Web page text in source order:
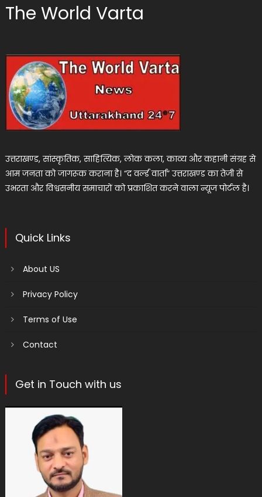
The World Varta
उत्तराखण्ड, सांस्कृतिक, साहित्यिक, लोक कला, काव्य और कहानी संग्रह से
आम जनता को जागरूक कराना है। “द वर्ल्ड वार्ता” उत्तराखण्ड का तेजी से
उभरता और विश्वसनीय समाचारों को प्रकाशित करने वाला न्यूज पोर्टल है।
Quick Links
About US
Privacy Policy
Terms of Use
Contact
Get in Touch with us